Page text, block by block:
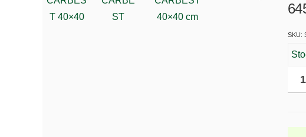
SKU: